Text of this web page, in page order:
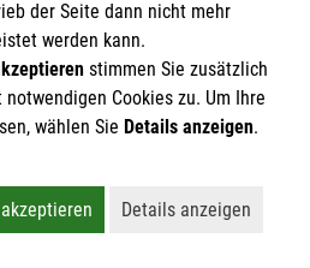
abonnieren
Impressum | Datenschutz
der Seite dann nicht mehr
werden kann.
stimmen Sie zusätzlich
Cookies zu. Um Ihre
wählen Sie Details anzeigen.
essentiellen Cookies ab
Akzeptiert alle Cookies
Details anzeigen